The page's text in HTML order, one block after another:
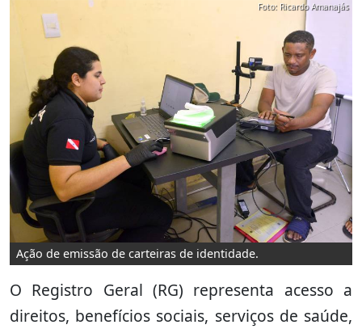
Ação de emissão de carteiras de identidade.
Foto: Ricardo Amanajás
O Registro Geral (RG) representa acesso a
direitos, benefícios sociais, serviços de saúde,